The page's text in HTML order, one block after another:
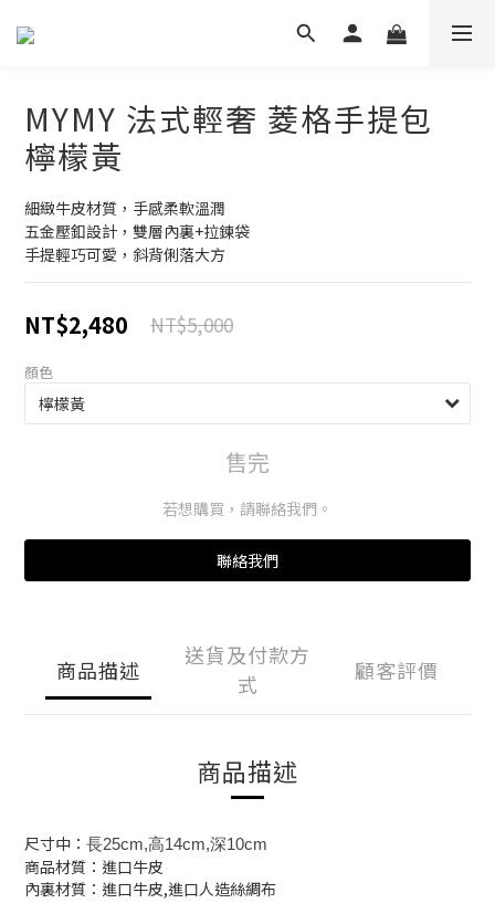
MYMY 法式輕奢 菱格手提包
檸檬黃
細緻牛皮材質，手感柔軟溫潤
五金壓釦設計，雙層內裏+拉鍊袋
手提輕巧可愛，斜背俐落大方
NT$2,480 NT$5,000
顏色
售完
若想購買，請聯絡我們。
聯絡我們
商品描述
送貨及付款方
式
顧客評價
商品描述
尺寸中： 長25cm,高14cm,深10cm
商品材質：進口牛皮
內裏材質：進口牛皮,進口人造絲綢布